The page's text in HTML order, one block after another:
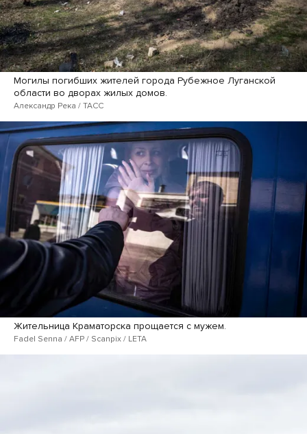
Могилы погибших жителей города Рубежное Луганской
области во дворах жилых домов.
Александр Река / ТАСС
Жительница Краматорска прощается с мужем.
Fadel Senna / AFP / Scanpix / LETA